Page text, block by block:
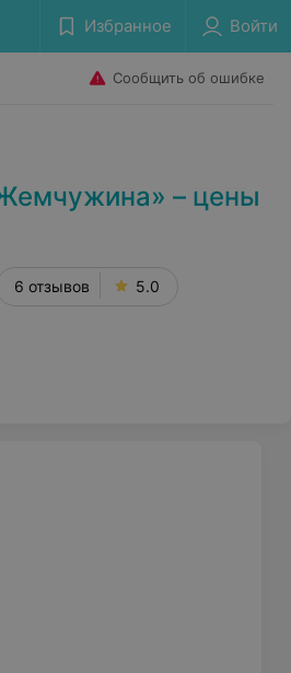
Избранное Войти
Сообщить об ошибке
– цены
6 отзывов 5.0